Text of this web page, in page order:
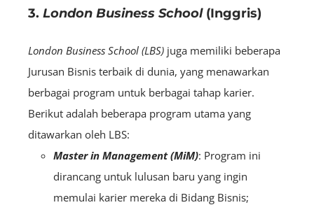
3. London Business School(Inggris)
London Business School (LBS) juga memiliki beberapa
Jurusan Bisnis terbaik di dunia, yang menawarkan
berbagai program untuk berbagai tahap karier.
Berikut adalah beberapa program utama yang
ditawarkan oleh LBS:
Master in Management (MiM): Program ini
dirancang untuk lulusan baru yang ingin
memulai karier mereka di Bidang Bisnis;